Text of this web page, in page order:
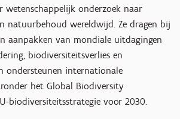
wetenschappelijk onderzoek naar
natuurbehoud wereldwijd. Ze dragen bij
aanpakken van mondiale uitdagingen
biodiversiteitsverlies en
ondersteunen internationale
het Global Biodiversity
biodiversiteitsstrategie voor 2030.